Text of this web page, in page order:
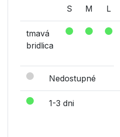
S M L
tmavá
bridlica
Nedostupné
1-3 dni